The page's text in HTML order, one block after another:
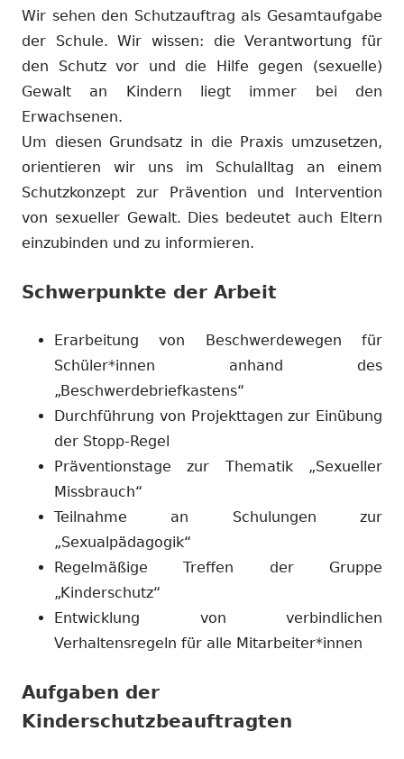
Wir sehen den Schutzauftrag als Gesamtaufgabe
der Schule. Wir wissen: die Verantwortung für
den Schutz vor und die Hilfe gegen (sexuelle)
Gewalt an Kindern liegt immer bei den
Erwachsenen.
Um diesen Grundsatz in die Praxis umzusetzen,
orientieren wir uns im Schulalltag an einem
Schutzkonzept zur Prävention und Intervention
von sexueller Gewalt. Dies bedeutet auch Eltern
einzubinden und zu informieren.
Schwerpunkte der Arbeit
Erarbeitung von Beschwerdewegen für
Schüler*innen anhand des
„Beschwerdebriefkastens“
Durchführung von Projekttagen zur Einübung
der Stopp-Regel
Präventionstage zur Thematik „Sexueller
Missbrauch“
Teilnahme an Schulungen zur
„Sexualpädagogik“
Regelmäßige Treffen der Gruppe
„Kinderschutz“
Entwicklung von verbindlichen
Verhaltensregeln für alle Mitarbeiter*innen
Aufgaben der
Kinderschutzbeauftragten